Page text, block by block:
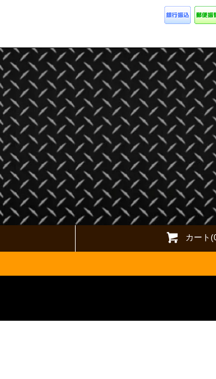
カート